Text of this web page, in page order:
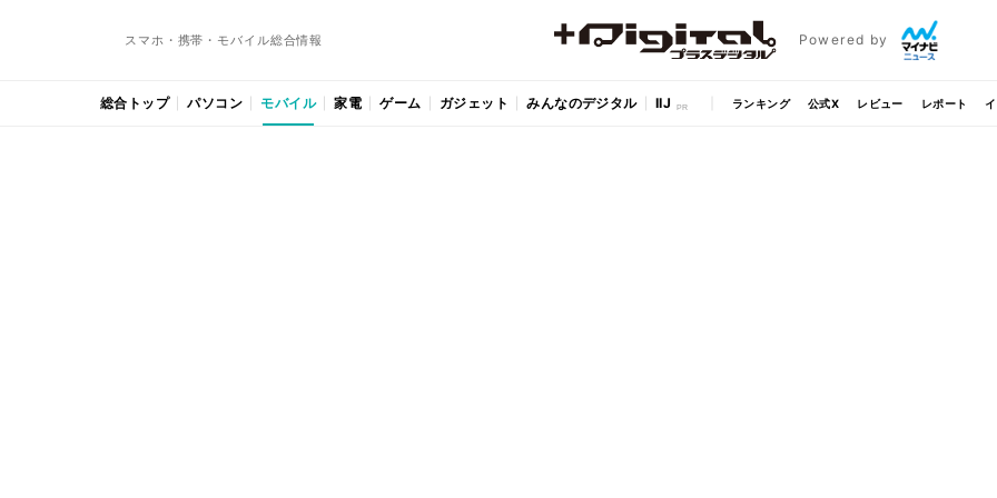
スマホ・携帯・モバイル総合情報 Powered by
総合トップ パソコン モバイル 家電 ゲーム ガジェット みんなのデジタル IIJ ランキング 公式X レビュー レポート